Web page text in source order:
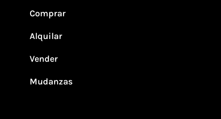
Comprar
Alquilar
Vender
Mudanzas